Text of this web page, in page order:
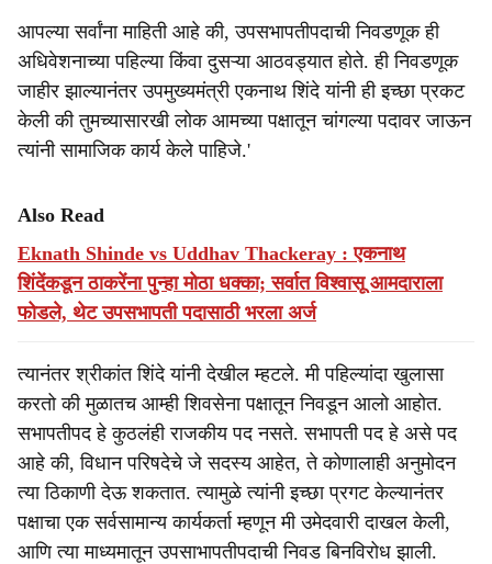
आपल्या सर्वांना माहिती आहे की, उपसभापतीपदाची निवडणूक ही
अधिवेशनाच्या पहिल्या किंवा दुसऱ्या आठवड्यात होते. ही निवडणूक
जाहीर झाल्यानंतर उपमुख्यमंत्री एकनाथ शिंदे यांनी ही इच्छा प्रकट
केली की तुमच्यासारखी लोक आमच्या पक्षातून चांगल्या पदावर जाऊन
त्यांनी सामाजिक कार्य केले पाहिजे.'
Also Read
Eknath Shinde vs Uddhav Thackeray : एकनाथ
शिंदेंकडून ठाकरेंना पुन्हा मोठा धक्का; सर्वात विश्वासू आमदाराला
फोडले, थेट उपसभापती पदासाठी भरला अर्ज
त्यानंतर श्रीकांत शिंदे यांनी देखील म्हटले. मी पहिल्यांदा खुलासा
करतो की मुळातच आम्ही शिवसेना पक्षातून निवडून आलो आहोत.
सभापतीपद हे कुठलंही राजकीय पद नसते. सभापती पद हे असे पद
आहे की, विधान परिषदेचे जे सदस्य आहेत, ते कोणालाही अनुमोदन
त्या ठिकाणी देऊ शकतात. त्यामुळे त्यांनी इच्छा प्रगट केल्यानंतर
पक्षाचा एक सर्वसामान्य कार्यकर्ता म्हणून मी उमेदवारी दाखल केली,
आणि त्या माध्यमातून उपसाभापतीपदाची निवड बिनविरोध झाली.